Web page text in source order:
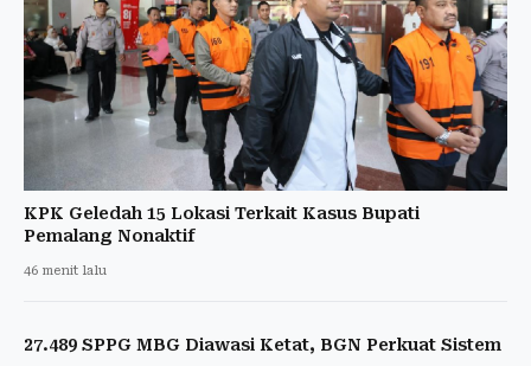
KPK Geledah 15 Lokasi Terkait Kasus Bupati
Pemalang Nonaktif
46 menit lalu
27.489 SPPG MBG Diawasi Ketat, BGN Perkuat Sistem